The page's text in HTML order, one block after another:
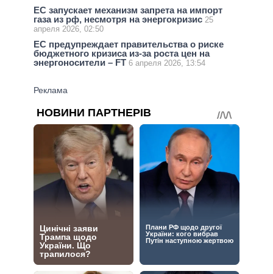
ЕС запускает механизм запрета на импорт
газа из рф, несмотря на энергокризис 25
апреля 2026, 02:50
ЕС предупреждает правительства о риске
бюджетного кризиса из-за роста цен на
энергоносители – FT 6 апреля 2026, 13:54